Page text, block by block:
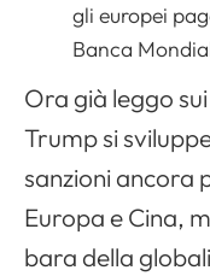
gli europei
Banca
Ora già leggo
Trump si
sanzioni ancora
Europa e Cina,
bara della